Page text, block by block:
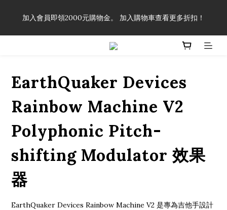
享有弦線、配件終生89折優惠！
加入會員即領2000元購物金。 加入購物車查看更多折扣！
「一生弦命！」單筆購買弦線、配件滿$999（不含運費），即可
EarthQuaker Devices
Rainbow Machine V2
Polyphonic Pitch-
shifting Modulator 效果
器
EarthQuaker Devices Rainbow Machine V2 是專為吉他手設計